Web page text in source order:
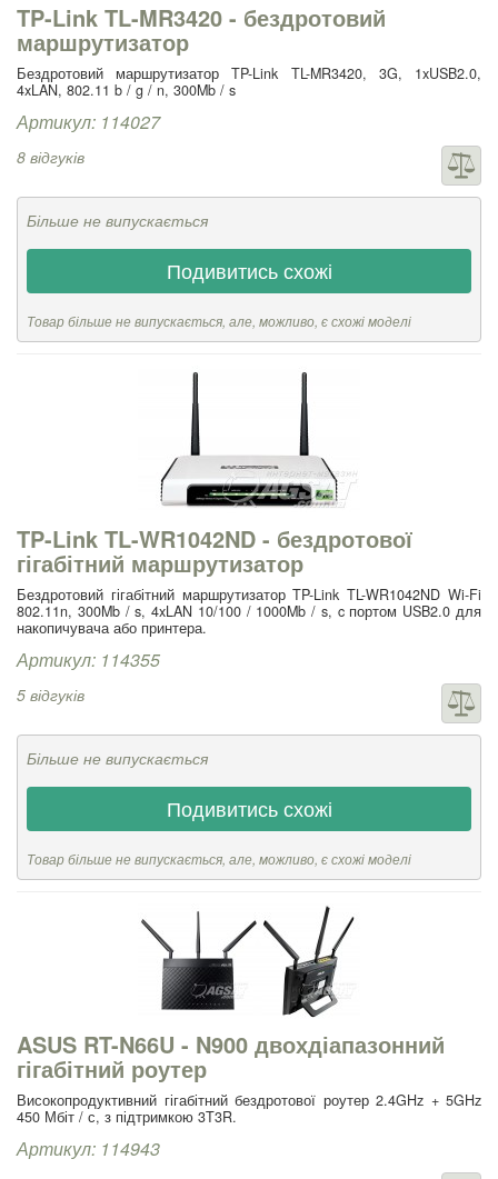
TP-Link TL-MR3420 - бездротовий
маршрутизатор
Бездротовий маршрутизатор TP-Link TL-MR3420, 3G, 1xUSB2.0,
4xLAN, 802.11 b / g / n, 300Mb / s
Артикул: 114027
8 відгуків
Більше не випускається
Подивитись схожі
Товар більше не випускається, але, можливо, є схожі моделі
TP-Link TL-WR1042ND - бездротової
гігабітний маршрутизатор
Бездротовий гігабітний маршрутизатор TP-Link TL-WR1042ND Wi-Fi
802.11n, 300Mb / s, 4xLAN 10/100 / 1000Mb / s, c портом USB2.0 для
накопичувача або принтера.
Артикул: 114355
5 відгуків
Більше не випускається
Подивитись схожі
Товар більше не випускається, але, можливо, є схожі моделі
ASUS RT-N66U - N900 двохдіапазонний
гігабітний роутер
Високопродуктивний гігабітний бездротової роутер 2.4GHz + 5GHz
450 Мбіт / с, з підтримкою 3T3R.
Артикул: 114943